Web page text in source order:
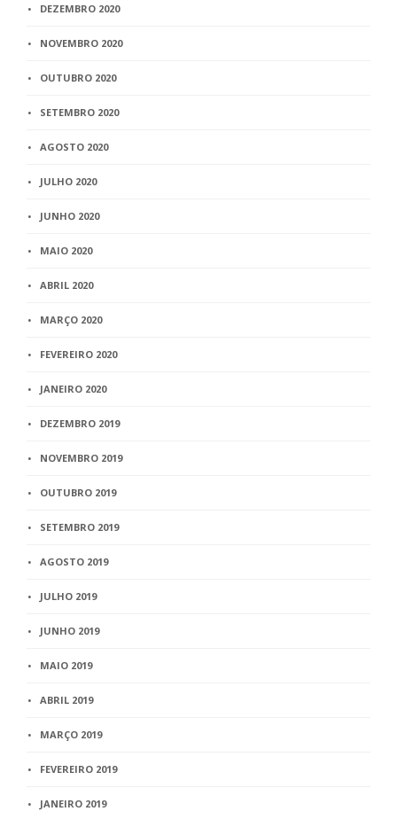
DEZEMBRO 2020
NOVEMBRO 2020
OUTUBRO 2020
SETEMBRO 2020
AGOSTO 2020
JULHO 2020
JUNHO 2020
MAIO 2020
ABRIL 2020
MARÇO 2020
FEVEREIRO 2020
JANEIRO 2020
DEZEMBRO 2019
NOVEMBRO 2019
OUTUBRO 2019
SETEMBRO 2019
AGOSTO 2019
JULHO 2019
JUNHO 2019
MAIO 2019
ABRIL 2019
MARÇO 2019
FEVEREIRO 2019
JANEIRO 2019